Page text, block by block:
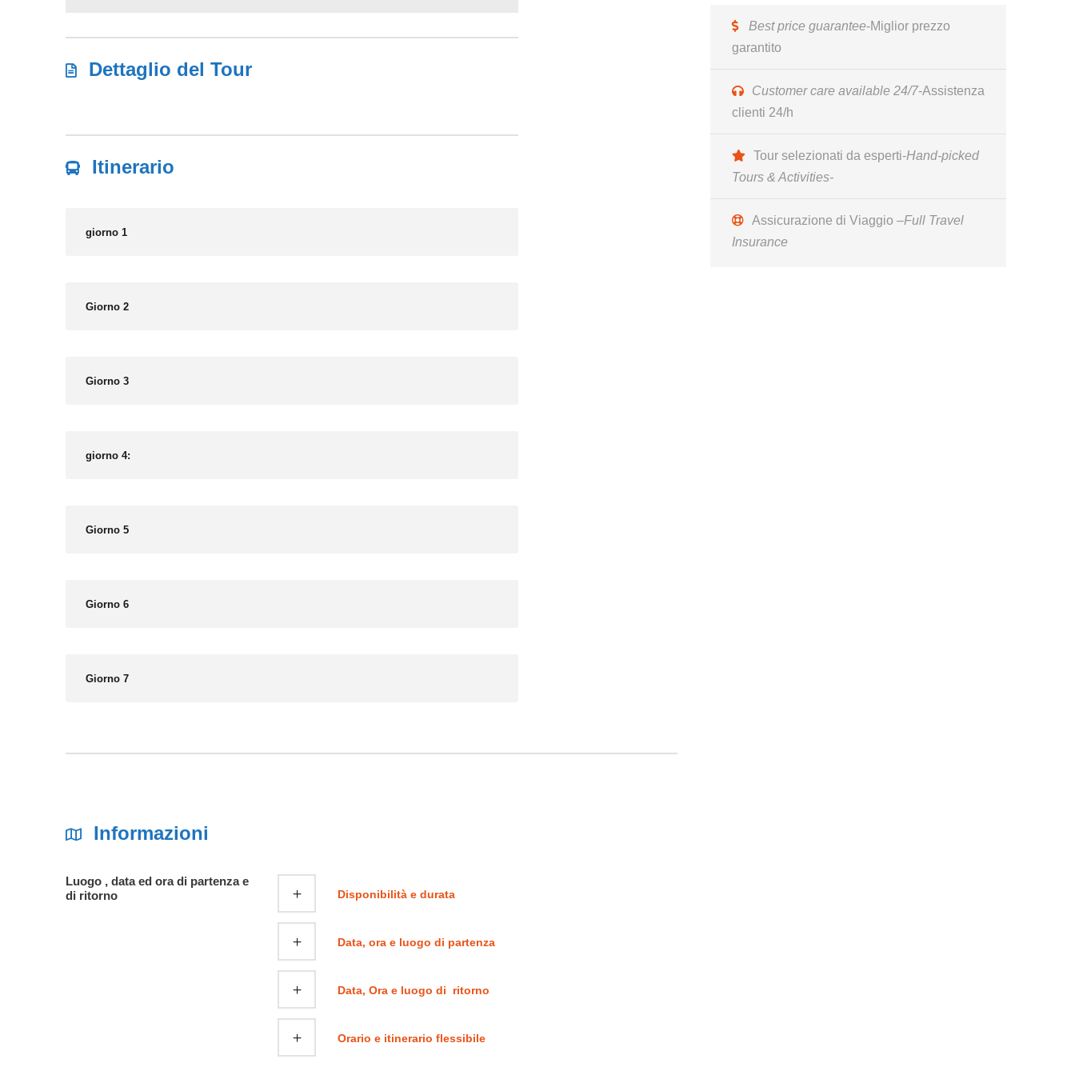
Best price guarantee-Miglior prezzo
garantito
Customer care available 24/7-Assistenza
clienti 24/h
Tour selezionati da esperti-Hand-picked
Tours & Activities-
Assicurazione di Viaggio –Full Travel
Insurance
Dettaglio del Tour
Itinerario
giorno 1
Giorno 2
Giorno 3
giorno 4:
Giorno 5
Giorno 6
Giorno 7
Informazioni
Luogo , data ed ora di partenza e
di ritorno
Disponibilità e durata
Data, ora e luogo di partenza
Data, Ora e luogo di ritorno
Orario e itinerario flessibile